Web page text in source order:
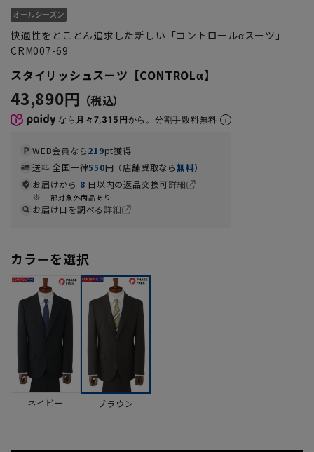
快適性をとことん追求した新しい「コントロールαスーツ」
CRM007-69
スタイリッシュスーツ【CONTROLα】
43,890円
なら 月々7,315円から。分割手数料無料
WEB会員なら219pt獲得
送料 全国一律550円（店舗受取なら無料）
お届けから 8 日以内の返品交換可詳細
一部対象外商品あり
お届け日を調べる詳細
カラーを選択
ネイビー ブラウン